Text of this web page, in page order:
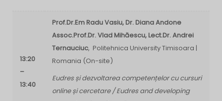
13:20
–
13:40
Prof.Dr.Em Radu Vasiu, Dr. Diana Andone
Assoc.Prof.Dr. Vlad Mihăescu, Lect.Dr. Andrei
Ternauciuc, Politehnica University Timisoara |
Romania (On-site)
Eudres și dezvoltarea competențelor cu cursuri
online și cercetare / Eudres and developing